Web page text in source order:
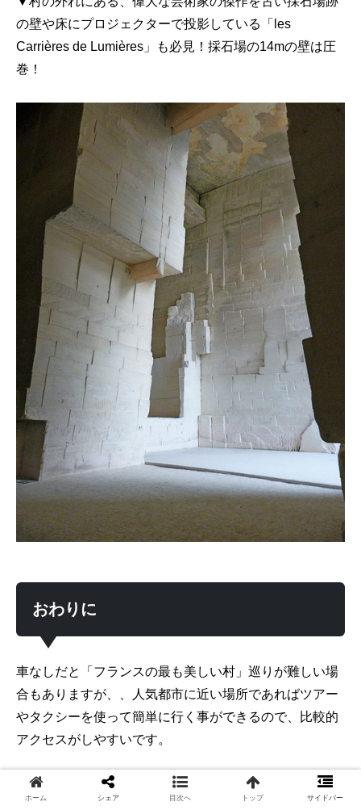
の壁や床にプロジェクターで投影している「les
Carrières de Lumières」も必見！採石場の14mの壁は圧
巻！
おわりに
車なしだと「フランスの最も美しい村」巡りが難しい場
合もありますが、、人気都市に近い場所であればツアー
やタクシーを使って簡単に行く事ができるので、比較的
アクセスがしやすいです。
ホーム シェア 目次へ トップ サイドバー